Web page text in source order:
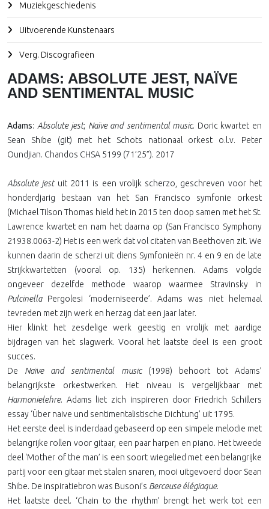
Muziekgeschiedenis
Uitvoerende Kunstenaars
Verg. Discografieën
ADAMS: ABSOLUTE JEST, NAÏVE
AND SENTIMENTAL MUSIC
Adams: Absolute jest; Naïve and sentimental music. Doric kwartet en
Sean Shibe (git) met het Schots nationaal orkest o.l.v. Peter
Oundjian. Chandos CHSA 5199 (71’25”). 2017
Absolute jestuit 2011 is een vrolijk scherzo, geschreven voor het
honderdjarig bestaan van het San Francisco symfonie orkest
(Michael Tilson Thomas hield het in 2015 ten doop samen met het St.
Lawrence kwartet en nam het daarna op (San Francisco Symphony
21938.0063-2) Het is een werk dat vol citaten van Beethoven zit. We
kunnen daarin de scherzi uit diens Symfonieën nr. 4 en 9 en de late
Strijkkwartetten (vooral op. 135) herkennen. Adams volgde
ongeveer dezelfde methode waarop waarmee Stravinsky in
PulcinellaPergolesi ‘moderniseerde’. Adams was niet helemaal
tevreden met zijn werk en herzag dat een jaar later.
Hier klinkt het zesdelige werk geestig en vrolijk met aardige
bijdragen van het slagwerk. Vooral het laatste deel is een groot
succes.
De Naïve and sentimental music(1998) behoort tot Adams’
belangrijkste orkestwerken. Het niveau is vergelijkbaar met
Harmonielehre. Adams liet zich inspireren door Friedrich Schillers
essay ‘Über naive und sentimentalistische Dichtung’ uit 1795.
Het eerste deel is inderdaad gebaseerd op een simpele melodie met
belangrijke rollen voor gitaar, een paar harpen en piano. Het tweede
deel ‘Mother of the man’ is een soort wiegelied met een belangrijke
partij voor een gitaar met stalen snaren, mooi uitgevoerd door Sean
Shibe. De inspiratiebron was Busoni’s Berceuse élégiaque.
Het laatste deel. ‘Chain to the rhythm’ brengt het werk tot een